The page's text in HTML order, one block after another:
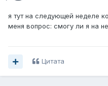
я тут на следующей неделе
меня вопрос: смогу ли я на
Цитата